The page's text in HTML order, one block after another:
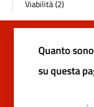
Viabilità (2)
Quanto
su questa